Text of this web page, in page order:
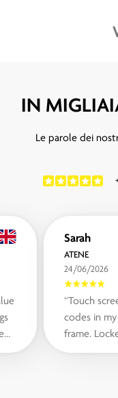
IN
Le parole dei
Sarah
ATENE
24/06/2026
“Touch
codes in
frame.
We had no